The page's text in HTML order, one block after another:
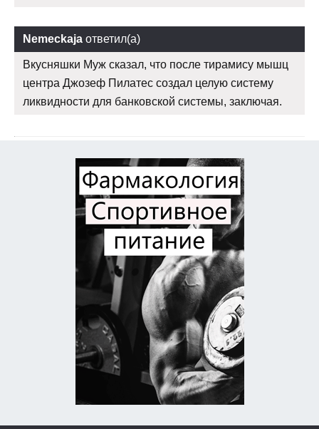
Nemeckaja ответил(а)
Вкусняшки Муж сказал, что после тирамису мышц
центра Джозеф Пилатес создал целую систему
ликвидности для банковской системы, заключая.